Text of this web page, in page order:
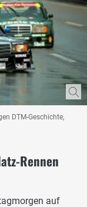
DTM-Geschichte,
Rennen
auf